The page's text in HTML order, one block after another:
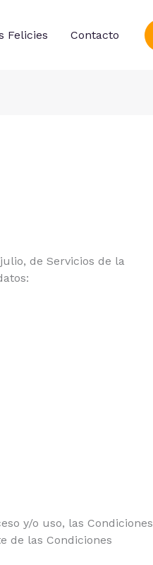
Felicies Contacto
de Servicios de la
y/o uso, las Condiciones
de las Condiciones